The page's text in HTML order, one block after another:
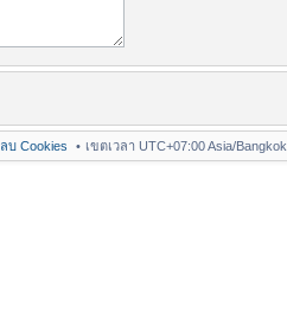
เขตเวลา UTC+07:00 Asia/Bangkok
ลบ Cookies